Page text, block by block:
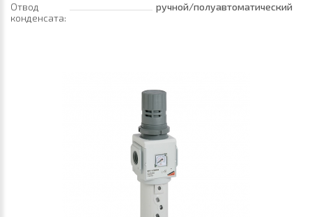
Отвод
конденсата:
ручной/полуавтоматический